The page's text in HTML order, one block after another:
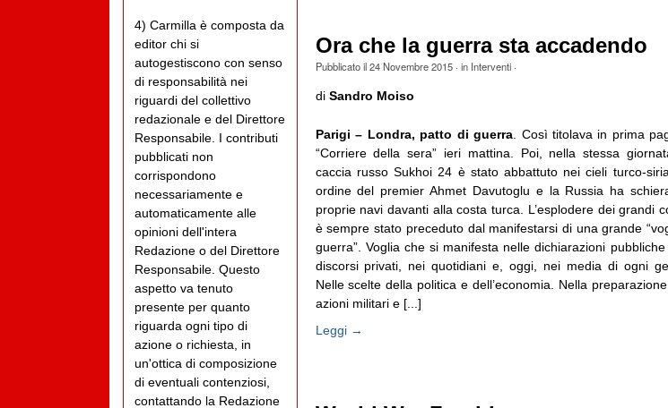
Ora che la guerra sta accadendo
Pubblicato il24 Novembre 2015· in Interventi·
di Sandro Moiso
Parigi – Londra, patto di guerra. Così titolava in prima
“Corriere della sera” ieri mattina. Poi, nella stessa
caccia russo Sukhoi 24 è stato abbattuto nei cieli turco-
ordine del premier Ahmet Davutoglu e la Russia ha
proprie navi davanti alla costa turca. L’esplodere dei grandi
è sempre stato preceduto dal manifestarsi di una grande
guerra”. Voglia che si manifesta nelle dichiarazioni
discorsi privati, nei quotidiani e, oggi, nei media di ogni
Nelle scelte della politica e dell’economia. Nella
azioni militari e [...]
Leggi →
4) Carmilla è composta da
editor chi si
autogestiscono con senso
di responsabilità nei
riguardi del collettivo
redazionale e del Direttore
Responsabile. I contributi
pubblicati non
corrispondono
necessariamente e
automaticamente alle
opinioni dell'intera
Redazione o del Direttore
Responsabile. Questo
aspetto va tenuto
presente per quanto
riguarda ogni tipo di
azione o richiesta, in
un'ottica di composizione
di eventuali contenziosi,
contattando la Redazione